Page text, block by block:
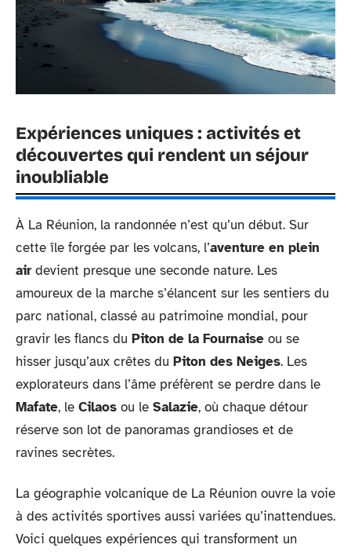
Expériences uniques : activités et
découvertes qui rendent un séjour
inoubliable
À La Réunion, la randonnée n’est qu’un début. Sur
cette île forgée par les volcans, l’aventure en plein
air devient presque une seconde nature. Les
amoureux de la marche s’élancent sur les sentiers du
parc national, classé au patrimoine mondial, pour
gravir les flancs du Piton de la Fournaise ou se
hisser jusqu’aux crêtes du Piton des Neiges. Les
explorateurs dans l’âme préfèrent se perdre dans le
Mafate, le Cilaos ou le Salazie, où chaque détour
réserve son lot de panoramas grandioses et de
ravines secrètes.
La géographie volcanique de La Réunion ouvre la voie
à des activités sportives aussi variées qu’inattendues.
Voici quelques expériences qui transforment un